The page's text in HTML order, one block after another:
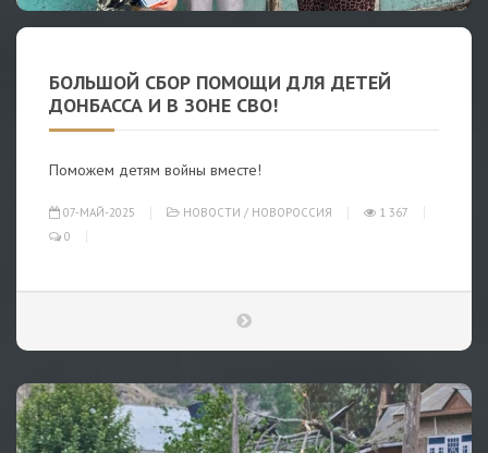
БОЛЬШОЙ СБОР ПОМОЩИ ДЛЯ ДЕТЕЙ
ДОНБАССА И В ЗОНЕ СВО!
Поможем детям войны вместе!
07-МАЙ-2025 НОВОСТИ / НОВОРОССИЯ
1 367
0